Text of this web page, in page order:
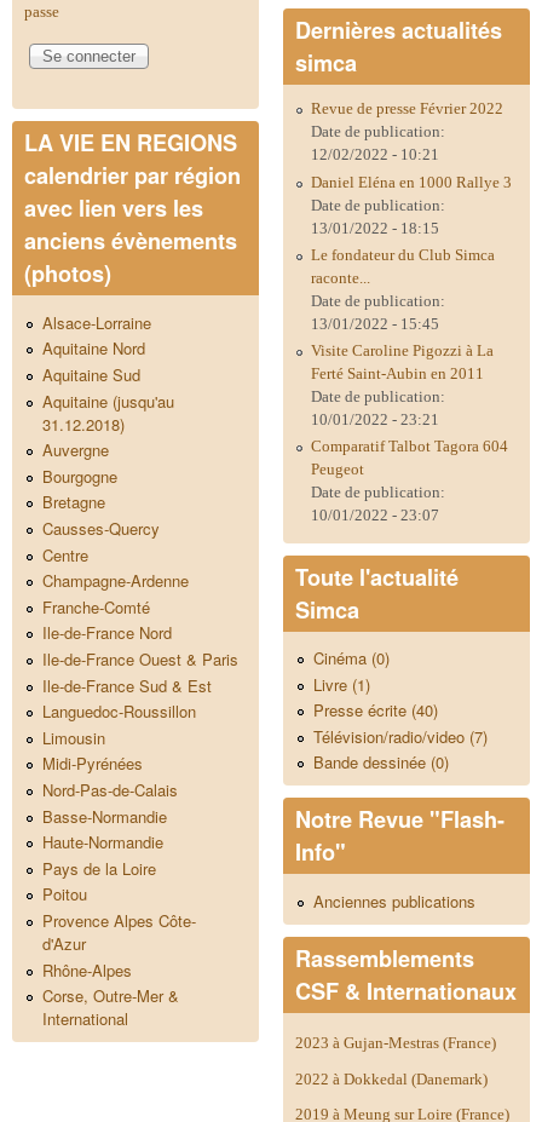
passe
LA VIE EN REGIONS
calendrier par région
avec lien vers les
anciens évènements
(photos)
Alsace-Lorraine
Aquitaine Nord
Aquitaine Sud
Aquitaine (jusqu'au
31.12.2018)
Auvergne
Bourgogne
Bretagne
Causses-Quercy
Centre
Champagne-Ardenne
Franche-Comté
Ile-de-France Nord
Ile-de-France Ouest & Paris
Ile-de-France Sud & Est
Languedoc-Roussillon
Limousin
Midi-Pyrénées
Nord-Pas-de-Calais
Basse-Normandie
Haute-Normandie
Pays de la Loire
Poitou
Provence Alpes Côte-
d'Azur
Rhône-Alpes
Corse, Outre-Mer &
International
Dernières actualités
simca
Revue de presse Février 2022
Date de publication:
12/02/2022 - 10:21
Daniel Eléna en 1000 Rallye 3
Date de publication:
13/01/2022 - 18:15
Le fondateur du Club Simca
raconte...
Date de publication:
13/01/2022 - 15:45
Visite Caroline Pigozzi à La
Ferté Saint-Aubin en 2011
Date de publication:
10/01/2022 - 23:21
Comparatif Talbot Tagora 604
Peugeot
Date de publication:
10/01/2022 - 23:07
Toute l'actualité
Simca
Cinéma (0)
Livre (1)
Presse écrite (40)
Télévision/radio/video (7)
Bande dessinée (0)
Notre Revue "Flash-
Info"
Anciennes publications
Rassemblements
CSF & Internationaux
2023 à Gujan-Mestras (France)
2022 à Dokkedal (Danemark)
2019 à Meung sur Loire (France)